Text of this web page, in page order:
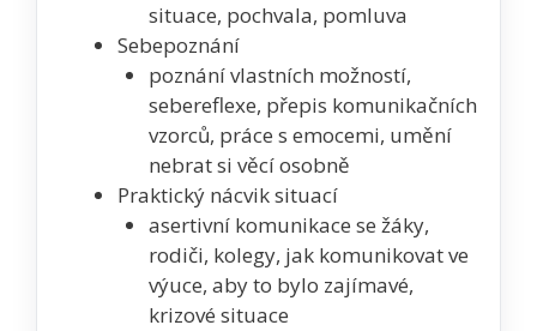
situace, pochvala, pomluva
Sebepoznání
poznání vlastních možností,
sebereflexe, přepis komunikačních
vzorců, práce s emocemi, umění
nebrat si věcí osobně
Praktický nácvik situací
asertivní komunikace se žáky,
rodiči, kolegy, jak komunikovat ve
výuce, aby to bylo zajímavé,
krizové situace